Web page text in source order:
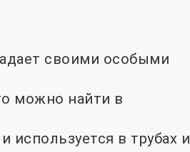
своими особыми
можно найти в
в трубах и